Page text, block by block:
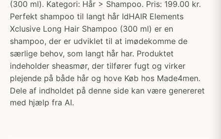
(300 ml). Kategori: Hår > Shampoo. Pris: 199.00 kr.
Perfekt shampoo til langt hår IdHAIR Elements
Xclusive Long Hair Shampoo (300 ml) er en
shampoo, der er udviklet til at imødekomme de
særlige behov, som langt hår har. Produktet
indeholder sheasmør, der tilfører fugt og virker
plejende på både hår og hove Køb hos Made4men.
Dele af indholdet på denne side kan være genereret
med hjælp fra AI.